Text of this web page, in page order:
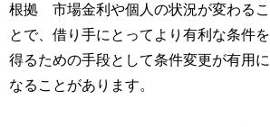
根拠 市場金利や個人の状況が変わるこ
とで、借り手にとってより有利な条件を
得るための手段として条件変更が有用に
なることがあります。